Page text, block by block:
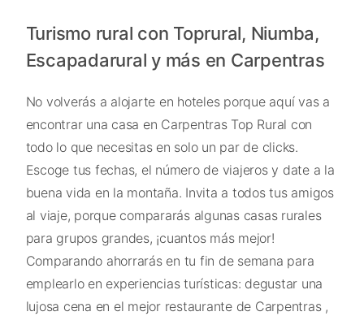
Turismo rural con Toprural, Niumba,
Escapadarural y más en Carpentras
No volverás a alojarte en hoteles porque aquí vas a
encontrar una casa en Carpentras Top Rural con
todo lo que necesitas en solo un par de clicks.
Escoge tus fechas, el número de viajeros y date a la
buena vida en la montaña. Invita a todos tus amigos
al viaje, porque compararás algunas casas rurales
para grupos grandes, ¡cuantos más mejor!
Comparando ahorrarás en tu fin de semana para
emplearlo en experiencias turísticas: degustar una
lujosa cena en el mejor restaurante de Carpentras ,